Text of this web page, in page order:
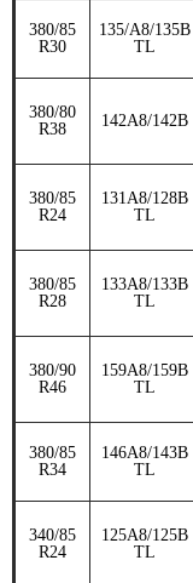
380/85
R30
135/A8/135B
TL
380/80
R38
142A8/142B
380/85
R24
131A8/128B
TL
380/85
R28
133A8/133B
TL
380/90
R46
159A8/159B
TL
380/85
R34
146A8/143B
TL
340/85
R24
125A8/125B
TL